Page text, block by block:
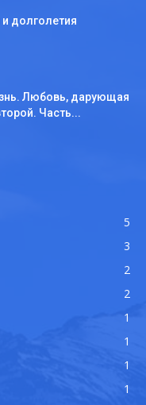
долголетия
Любовь, дарующая
Часть...
5
3
2
2
1
1
1
1